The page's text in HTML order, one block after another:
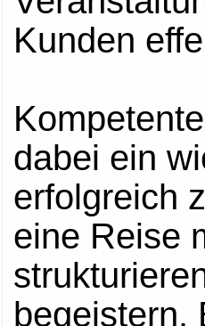
Kunden
dabei ein
erfolgreich
eine Reise
begeistern.